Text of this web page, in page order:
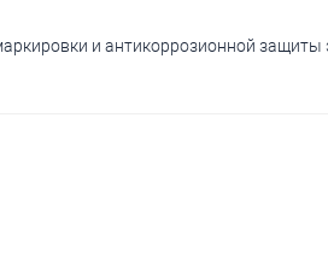
и антикоррозионной защиты